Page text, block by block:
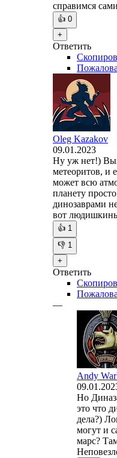
справимся
👍 0
+
Ответить
Oleg Kazakov
09.01.2023
Ну уж нет!)
метеоритов, и
может всю
планету
динозаврами
вот людишкины
👍 1
👎 1
+
Ответить
—
Andy
Но
это что
дела?)
могут и
марс?